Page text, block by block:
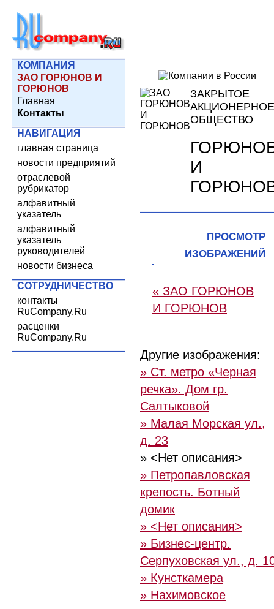
КОМПАНИЯ
ЗАО ГОРЮНОВ И
ГОРЮНОВ
Главная
Контакты
НАВИГАЦИЯ
главная страница
новости предприятий
отраслевой
рубрикатор
алфавитный
указатель
алфавитный
указатель
руководителей
новости бизнеса
СОТРУДНИЧЕСТВО
контакты
RuCompany.Ru
расценки
RuCompany.Ru
ЗАКРЫТОЕ
АКЦИОНЕРНОЕ
ОБЩЕСТВО
И
ПРОСМОТР
ИЗОБРАЖЕНИЙ
« ЗАО ГОРЮНОВ
И ГОРЮНОВ
Другие изображения:
» Ст. метро «Черная
речка». Дом гр.
Салтыковой
» Малая Морская ул.,
д. 23
» <Нет описания>
» Петропавловская
крепость. Ботный
домик
» <Нет описания>
» Бизнес-центр.
Cерпуховская ул., д.
» Кунсткамера
» Нахимовское